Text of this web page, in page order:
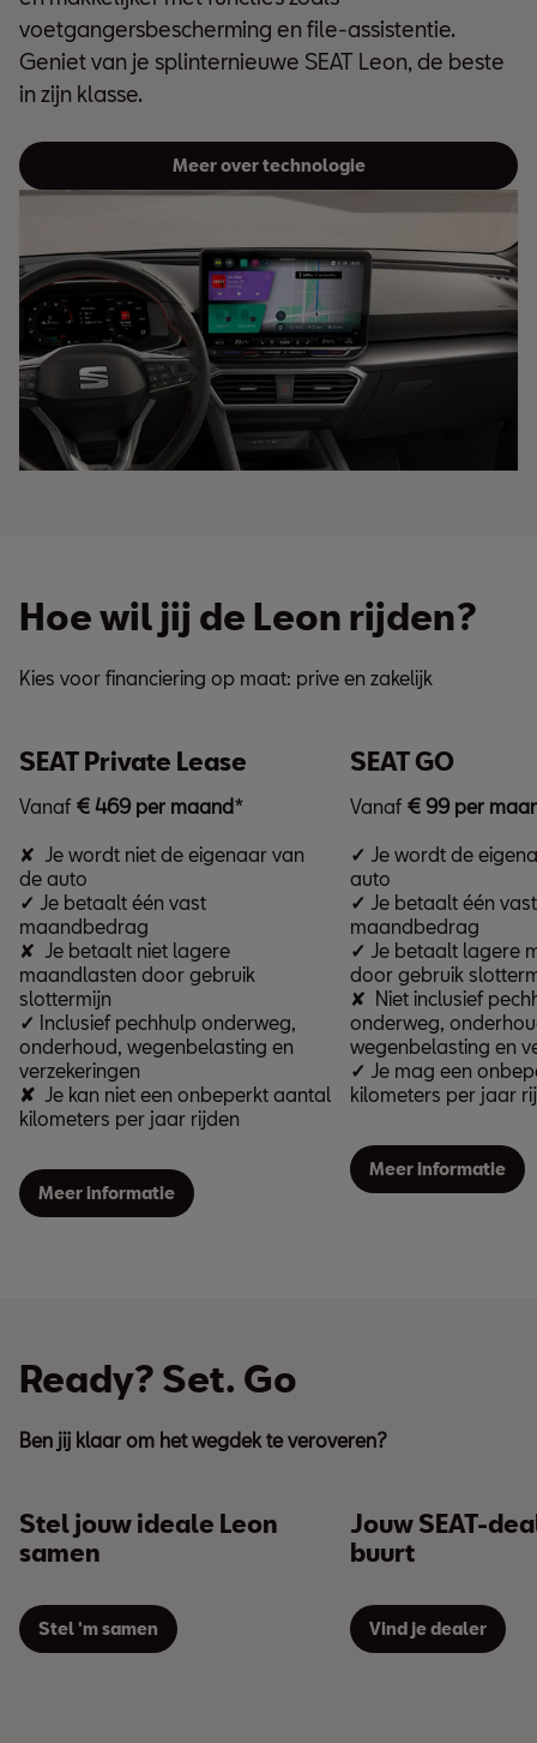
voetgangersbescherming en file-assistentie.
Geniet van je splinternieuwe SEAT Leon, de beste
in zijn klasse.
Meer over technologie
Hoe wil jij de Leon rijden?
Kies voor financiering op maat: prive en zakelijk
SEAT Private Lease
Vanaf € 469 per maand*
✘ Je wordt niet de eigenaar van
de auto
✓ Je betaalt één vast
maandbedrag
✘ Je betaalt niet lagere
maandlasten door gebruik
slottermijn
✓ Inclusief pechhulp onderweg,
onderhoud, wegenbelasting en
verzekeringen
✘ Je kan niet een onbeperkt aantal
kilometers per jaar rijden
Meer informatie
SEAT GO
Vanaf € 99 per
✓ Je wordt de
auto
✓ Je betaalt één vast
maandbedrag
✓ Je betaalt lagere
door gebruik
✘ Niet inclusief
onderweg,
wegenbelasting en
✓ Je mag een
kilometers per jaar
Meer informatie
Ready? Set. Go
Ben jij klaar om het wegdek te veroveren?
Stel jouw ideale Leon
samen
Stel 'm samen
Jouw SEAT-
buurt
Vind je dealer